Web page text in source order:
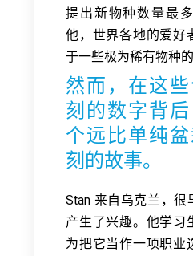
提出新物种数量最
他，世界各地的爱好
于一些极为稀有物种的
然而，在这
刻的数字背
个远比单纯
刻的故事。
Stan 来自乌克兰，
产生了兴趣。他学习
为把它当作一项职业